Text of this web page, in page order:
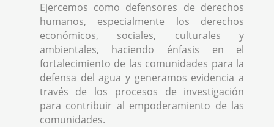
Ejercemos como defensores de derechos
humanos, especialmente los derechos
económicos, sociales, culturales y
ambientales, haciendo énfasis en el
fortalecimiento de las comunidades para la
defensa del agua y generamos evidencia a
través de los procesos de investigación
para contribuir al empoderamiento de las
comunidades.